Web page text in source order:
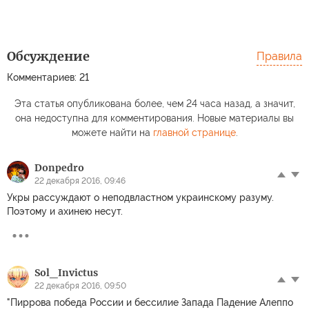
Обсуждение
Комментариев: 21
Правила
Эта статья опубликована более, чем 24 часа назад, а значит,
она недоступна для комментирования. Новые материалы вы
можете найти на главной странице.
Donpedro
22 декабря 2016, 09:46
Укры рассуждают о неподвластном украинскому разуму.
Поэтому и ахинею несут.
Sol_Invictus
22 декабря 2016, 09:50
"Пиррова победа России и бессилие Запада Падение Алеппо